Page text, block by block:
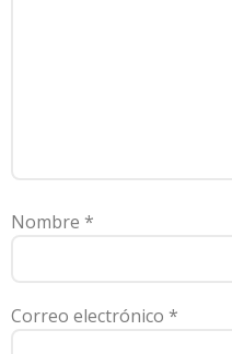
Nombre *
Correo electrónico *